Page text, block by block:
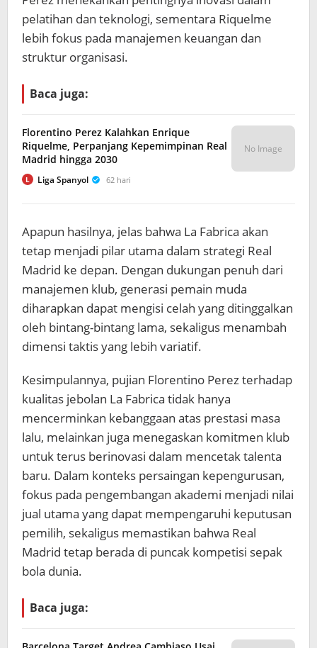
pelatihan dan teknologi, sementara Riquelme
lebih fokus pada manajemen keuangan dan
struktur organisasi.
Baca juga:
Florentino Perez Kalahkan Enrique
Riquelme, Perpanjang Kepemimpinan Real
Madrid hingga 2030
L Liga Spanyol 62 hari
No Image
Apapun hasilnya, jelas bahwa La Fabrica akan
tetap menjadi pilar utama dalam strategi Real
Madrid ke depan. Dengan dukungan penuh dari
manajemen klub, generasi pemain muda
diharapkan dapat mengisi celah yang ditinggalkan
oleh bintang-bintang lama, sekaligus menambah
dimensi taktis yang lebih variatif.
Kesimpulannya, pujian Florentino Perez terhadap
kualitas jebolan La Fabrica tidak hanya
mencerminkan kebanggaan atas prestasi masa
lalu, melainkan juga menegaskan komitmen klub
untuk terus berinovasi dalam mencetak talenta
baru. Dalam konteks persaingan kepengurusan,
fokus pada pengembangan akademi menjadi nilai
jual utama yang dapat mempengaruhi keputusan
pemilih, sekaligus memastikan bahwa Real
Madrid tetap berada di puncak kompetisi sepak
bola dunia.
Baca juga: